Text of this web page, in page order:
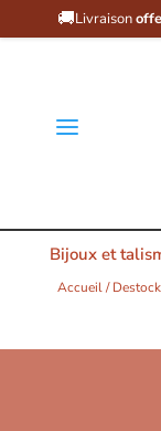
🚚Livraison
a
Bijoux et
Accueil/